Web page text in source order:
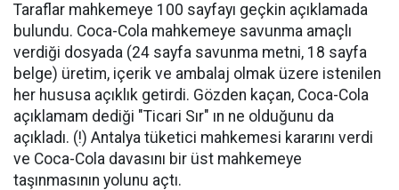
Taraflar mahkemeye 100 sayfayı geçkin açıklamada
bulundu. Coca-Cola mahkemeye savunma amaçlı
verdiği dosyada (24 sayfa savunma metni, 18 sayfa
belge) üretim, içerik ve ambalaj olmak üzere istenilen
her hususa açıklık getirdi. Gözden kaçan, Coca-Cola
açıklamam dediği "Ticari Sır" ın ne olduğunu da
açıkladı. (!) Antalya tüketici mahkemesi kararını verdi
ve Coca-Cola davasını bir üst mahkemeye
taşınmasının yolunu açtı.